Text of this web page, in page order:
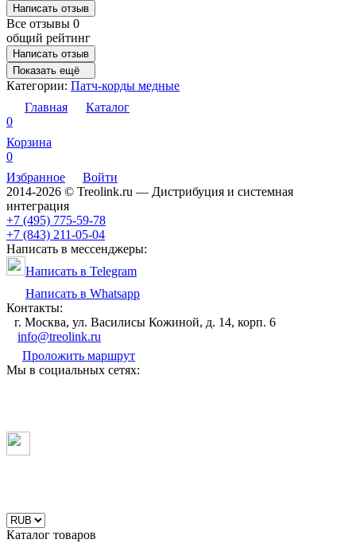
Написать отзыв
Все отзывы 0
общий рейтинг
Написать отзыв
Показать ещё
Категории: Патч-корды медные
Главная
Каталог
0
Корзина
0
Избранное
Войти
2014-2026 © Treolink.ru — Дистрибуция и системная
интеграция
+7 (495) 775-59-78
+7 (843) 211-05-04
Написать в мессенджеры:
Написать в Telegram
Написать в Whatsapp
Контакты:
г. Москва, ул. Василисы Кожиной, д. 14, корп. 6
info@treolink.ru
Проложить маршрут
Мы в социальных сетях:
Каталог товаров